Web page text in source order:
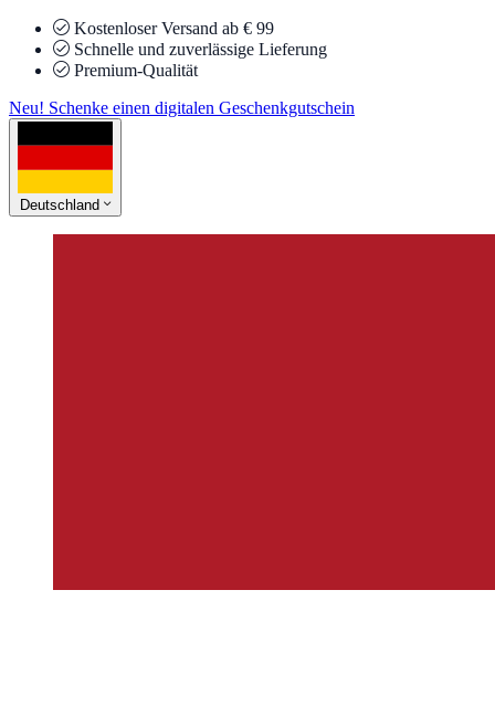
Kostenloser Versand ab € 99
Schnelle und zuverlässige Lieferung
Premium-Qualität
Neu! Schenke einen digitalen Geschenkgutschein
Deutschland